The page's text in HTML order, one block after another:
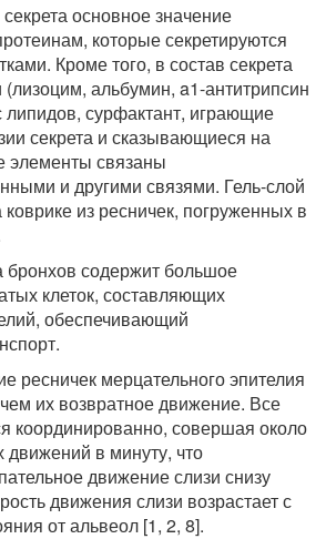
основное значение
которые секретируются
Кроме того, в состав секрета
(лизоцим, альбумин, a1-антитрипсин
липидов, сурфактант, играющие
секрета и сказывающиеся на
элементы связаны
и другими связями. Гель-слой
из ресничек, погруженных в
бронхов содержит большое
клеток, составляющих
обеспечивающий
ресничек мерцательного эпителия
их возвратное движение. Все
координированно, совершая около
движений в минуту, что
движение слизи снизу
движения слизи возрастает с
от альвеол [1, 2, 8].